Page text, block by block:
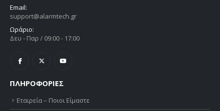
Email:
support@alarmtech.gr
Ωράριο:
Δευ - Παρ / 09:00 - 17:00
ΠΛΗΡΟΦΟΡΙΕΣ
Εταιρεία – Ποιοι Είμαστε